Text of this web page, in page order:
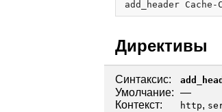
Директивы
Синтаксис:
Умолчание: —
Контекст:
http,